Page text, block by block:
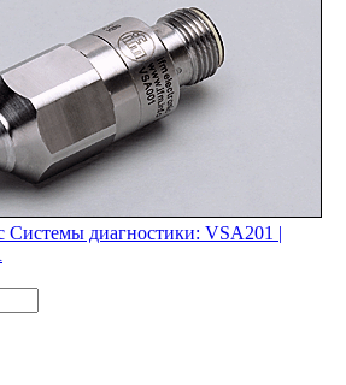
Системы диагностики: VSA201 |‌